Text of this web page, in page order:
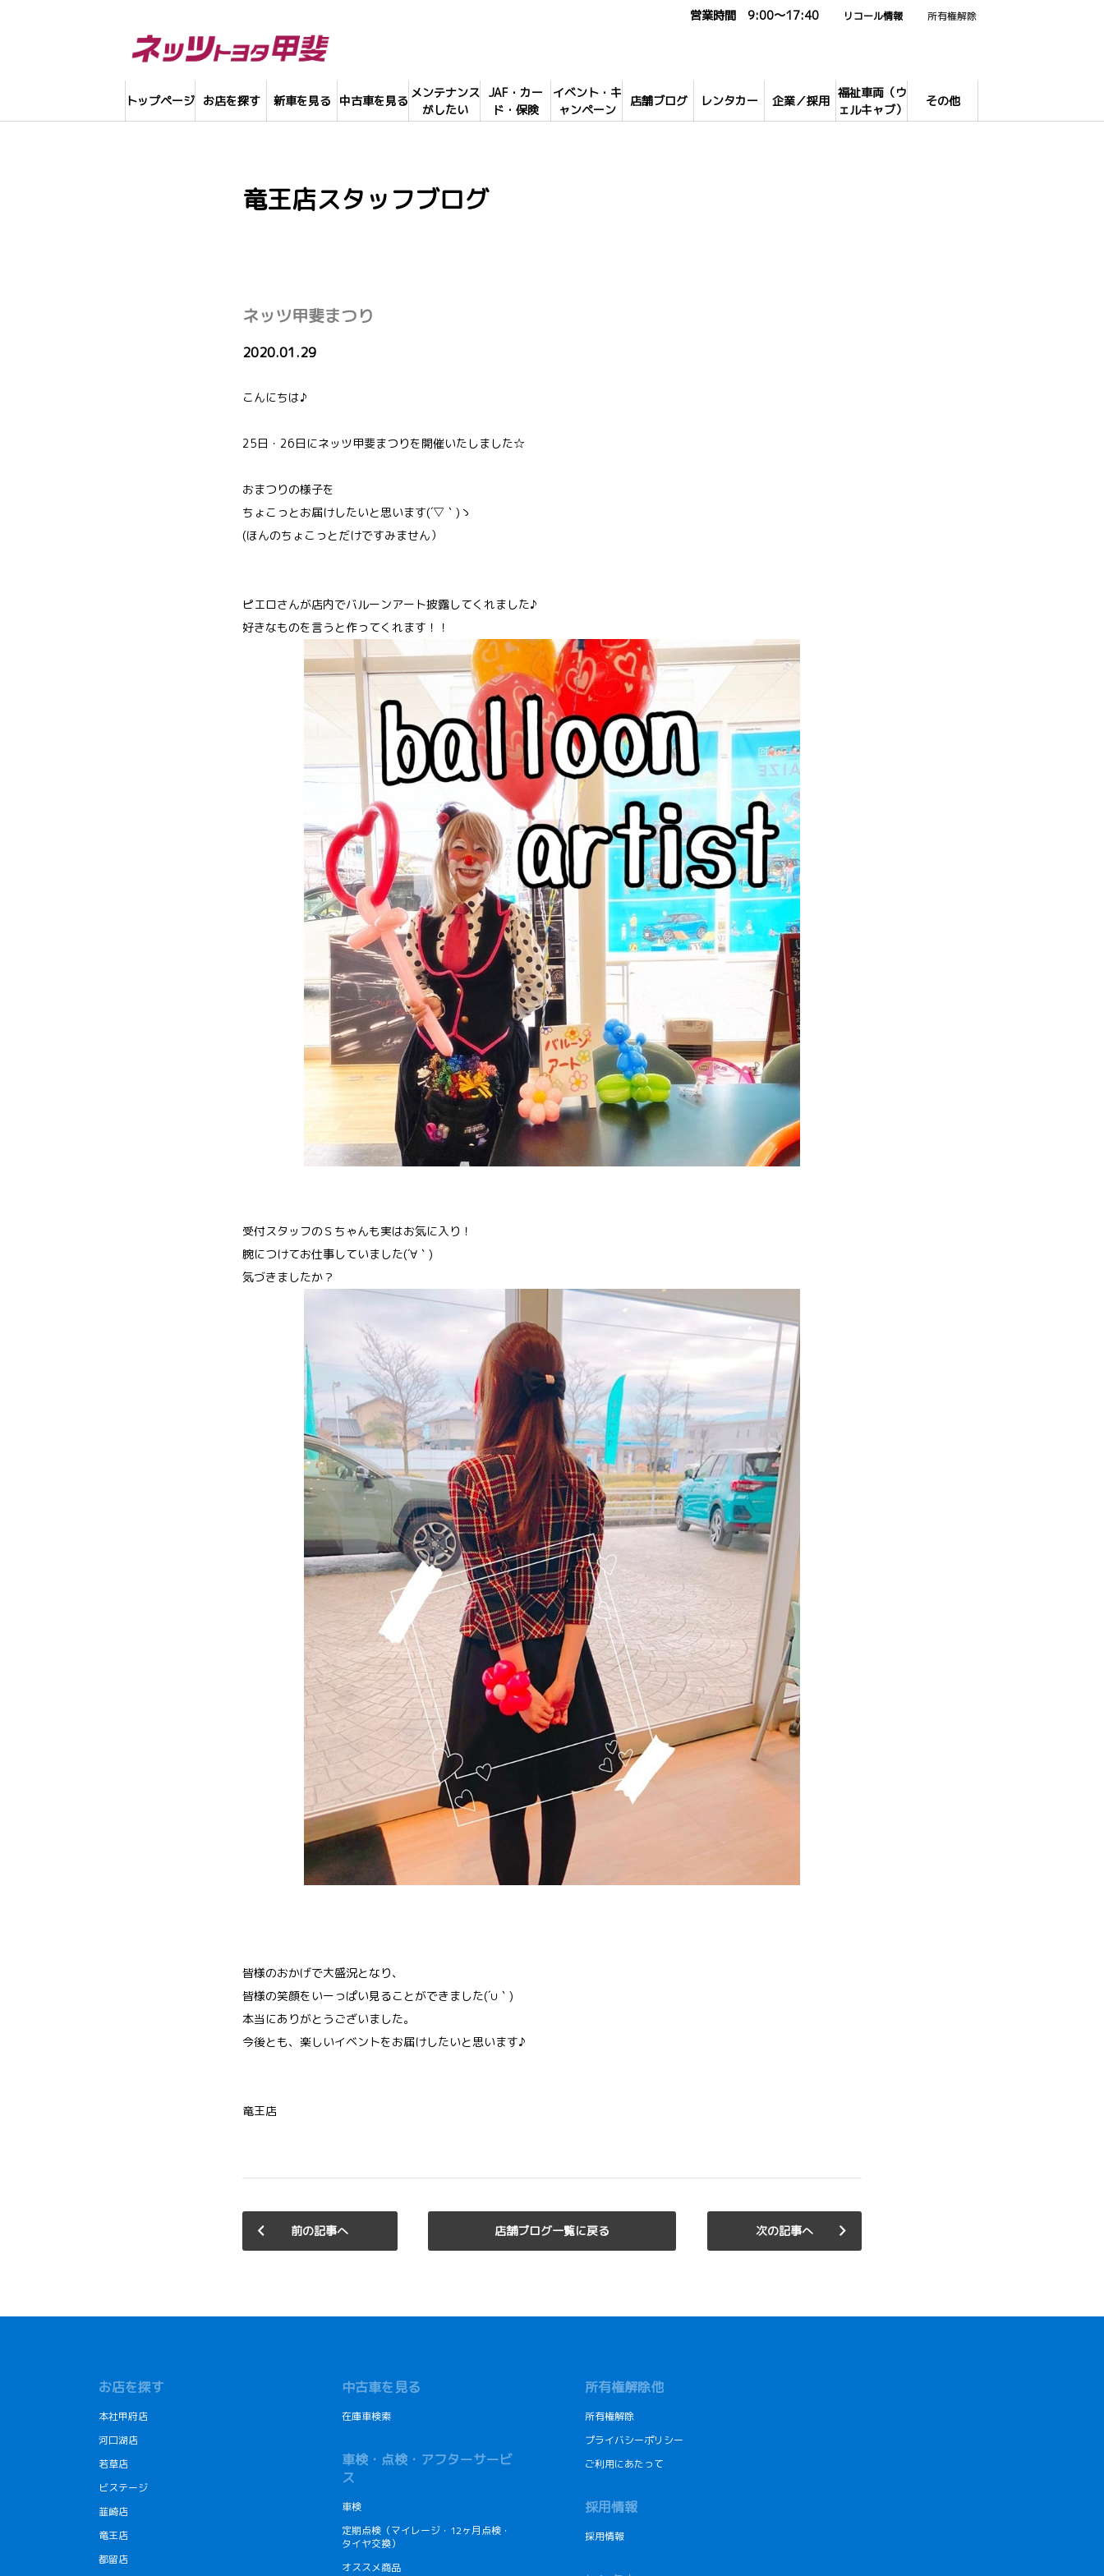
トップページ お店を探す 新車を見る 中古車を見る
メンテナンス
がしたい
JAF・カー
ド・保険
イベント・キ
ャンペーン
店舗ブログ レンタカー 企業／採用
福祉車両（ウ
ェルキャブ）
その他
営業時間 9:00～17:40 リコール情報 所有権解除
竜王店スタッフブログ
ネッツ甲斐まつり
2020.01.29
こんにちは♪
25日・26日にネッツ甲斐まつりを開催いたしました☆
おまつりの様子を
ちょこっとお届けしたいと思います(´▽｀)ゝ
(ほんのちょこっとだけですみません）
ピエロさんが店内でバルーンアート披露してくれました♪
好きなものを言うと作ってくれます！！
受付スタッフのＳちゃんも実はお気に入り！
腕につけてお仕事していました(´∀｀)
気づきましたか？
皆様のおかげで大盛況となり、
皆様の笑顔をいーっぱい見ることができました(´∪｀)
本当にありがとうございました。
今後とも、楽しいイベントをお届けしたいと思います♪
竜王店
前の記事へ 店舗ブログ一覧に戻る 次の記事へ
お店を探す
本社甲府店
河口湖店
若草店
ビステージ
韮崎店
竜王店
都留店
中古車を見る
在庫車検索
車検・点検・アフターサービ
ス
車検
定期点検（マイレージ・12ヶ月点検・
タイヤ交換）
オススメ商品
所有権解除他
所有権解除
プライバシーポリシー
ご利用にあたって
採用情報
採用情報